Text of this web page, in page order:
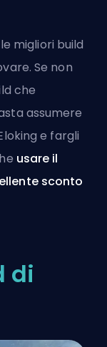
migliori build
Se non
che
assumere
e fargli
usare il
sconto
di